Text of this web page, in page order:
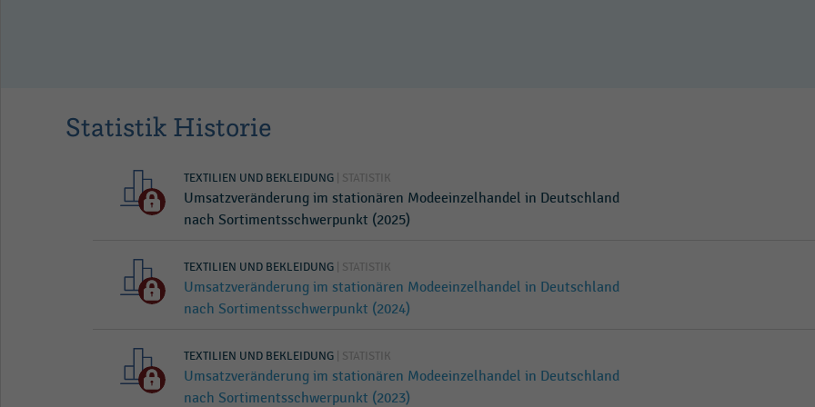
Statistik Historie
TEXTILIEN UND BEKLEIDUNG | STATISTIK
Umsatzveränderung im stationären Modeeinzelhandel in Deutschland
nach Sortimentsschwerpunkt (2025)
TEXTILIEN UND BEKLEIDUNG | STATISTIK
Umsatzveränderung im stationären Modeeinzelhandel in Deutschland
nach Sortimentsschwerpunkt (2024)
TEXTILIEN UND BEKLEIDUNG | STATISTIK
Umsatzveränderung im stationären Modeeinzelhandel in Deutschland
nach Sortimentsschwerpunkt (2023)